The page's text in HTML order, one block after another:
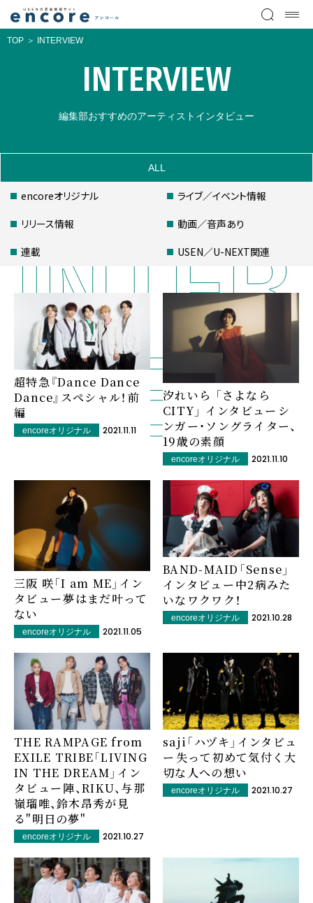
TOP INTERVIEW
INTERVIEW
編集部おすすめのアーティストインタビュー
ALL
encoreオリジナル
ライブ／イベント情報
リリース情報
動画／音声あり
連載
USEN／U-NEXT関連
超特急『Dance Dance
Dance』スペシャル！――前
編
encoreオリジナル 2021.11.11
汐れいら 「さよなら
CITY」 インタビュー――シ
ンガー・ソングライター、
19歳の素顔
encoreオリジナル 2021.11.10
三阪 咲「I am ME」イン
タビュー――夢はまだ叶って
ない
encoreオリジナル 2021.11.05
BAND-MAID「Sense」
インタビュー――中2病みた
いなワクワク！
encoreオリジナル 2021.10.28
THE RAMPAGE from
EXILE TRIBE「LIVING
IN THE DREAM」イン
タビュー――陣、RIKU、与那
嶺瑠唯、鈴木昂秀が見
る"明日の夢"
encoreオリジナル 2021.10.27
saji「ハヅキ」インタビュ
ー――失って初めて気付く大
切な人への想い
encoreオリジナル 2021.10.27